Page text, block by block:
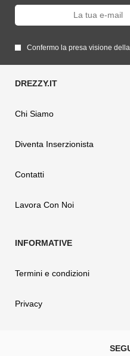
Confermo la presa visione della
Chi Siamo
Diventa Inserzionista
Contatti
Lavora Con Noi
Termini e condizioni
Privacy